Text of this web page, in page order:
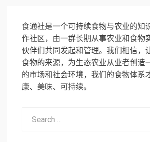
食通社是一个可持续食物与农业的知
作社区，由一群长期从事农业和食物
伙伴们共同发起和管理。我们相信，
食物的来源，为生态农业从业者创造
的市场和社会环境，我们的食物体系
康、美味、可持续。